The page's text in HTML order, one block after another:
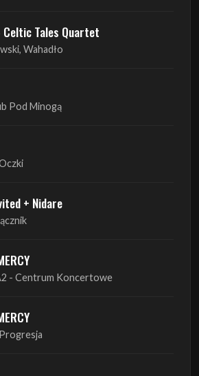
+ Nidare
- Centrum Koncertowe